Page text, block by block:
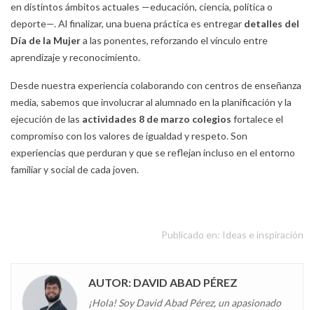
en distintos ámbitos actuales —educación, ciencia, política o
deporte—. Al finalizar, una buena práctica es entregar detalles del
Día de la Mujera las ponentes, reforzando el vínculo entre
aprendizaje y reconocimiento.
Desde nuestra experiencia colaborando con centros de enseñanza
media, sabemos que involucrar al alumnado en la planificación y la
ejecución de las actividades 8 de marzo colegios fortalece el
compromiso con los valores de igualdad y respeto. Son
experiencias que perduran y que se reflejan incluso en el entorno
familiar y social de cada joven.
Publicado en: Ideas e inspiración
AUTOR: DAVID ABAD PÉREZ
¡Hola! Soy David Abad Pérez, un apasionado